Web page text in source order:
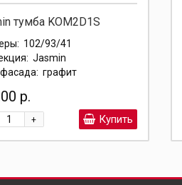
тумба KOM2D1S
102/93/41
Jasmin
графит
р.
+ Купить